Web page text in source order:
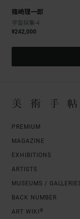
篠崎理一郎
宇宙採集-4
¥242,000
PREMIUM
MAGAZINE
EXHIBITIONS
ARTISTS
MUSEUMS /
BACK NUMBER
ART WIKI ®